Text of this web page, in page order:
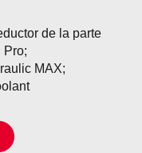
de la parte
Pro;
MAX;